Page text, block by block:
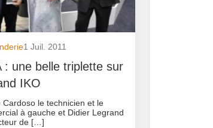
1 Juil. 2011
: une belle triplette sur
IKO
Cardoso le technicien et le
à gauche et Didier Legrand
de […]